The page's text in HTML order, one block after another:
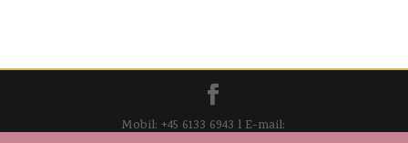
Mobil: +45 6133 6943 l E-mail: